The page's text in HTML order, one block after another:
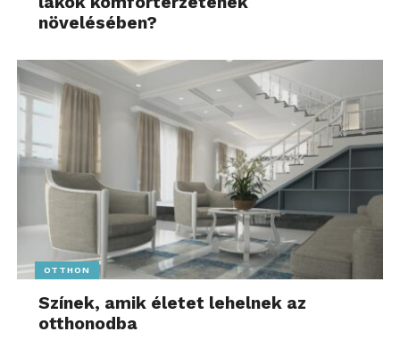
növelésében?
OTTHON
Színek, amik életet lehelnek az
otthonodba